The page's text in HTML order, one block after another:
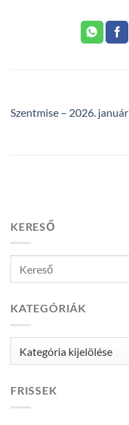
Szentmise – 2026.
KERESŐ
KATEGÓRIÁK
FRISSEK